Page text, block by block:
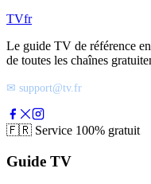
TVfr
Le guide TV de référence
de toutes les chaînes
✉ support@tv.fr
🇫🇷 Service 100% gratuit
Guide TV